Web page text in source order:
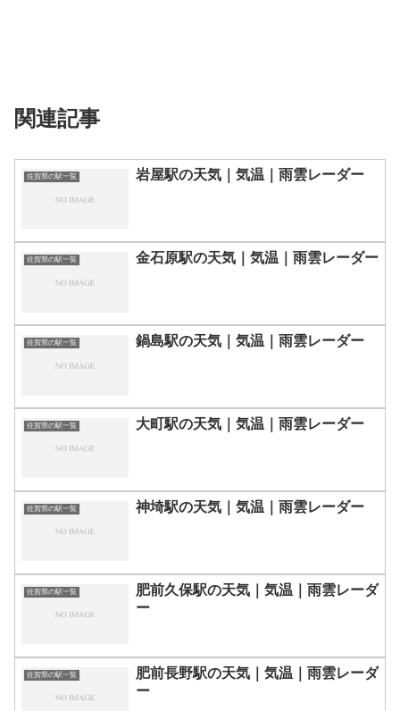
関連記事
佐賀県の駅一覧 岩屋駅の天気｜気温｜雨雲レーダー
佐賀県の駅一覧 金石原駅の天気｜気温｜雨雲レーダー
佐賀県の駅一覧 鍋島駅の天気｜気温｜雨雲レーダー
佐賀県の駅一覧 大町駅の天気｜気温｜雨雲レーダー
佐賀県の駅一覧 神埼駅の天気｜気温｜雨雲レーダー
佐賀県の駅一覧
肥前久保駅の天気｜気温｜雨雲レーダ
ー
佐賀県の駅一覧
肥前長野駅の天気｜気温｜雨雲レーダ
ー